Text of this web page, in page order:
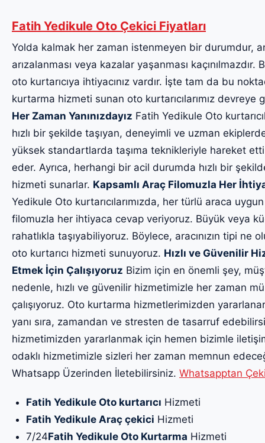
Fatih Yedikule Oto Çekici Fiyatları
Yolda kalmak her zaman istenmeyen bir durumdur,
arızalanması veya kazalar yaşanması
oto kurtarıcıya ihtiyacınız vardır. İşte tam da bu
kurtarma hizmeti sunan oto kurtarıcılarımız devreye
Her Zaman Yanınızdayız Fatih Yedikule Oto
hızlı bir şekilde taşıyan, deneyimli ve uzman
yüksek standartlarda taşıma teknikleriyle hareket
eder. Ayrıca, herhangi bir acil durumda hızlı bir
hizmeti sunarlar. Kapsamlı Araç Filomuzla Her
Yedikule Oto kurtarıcılarımızda, her türlü araca
filomuzla her ihtiyaca cevap veriyoruz. Büyük veya
rahatlıkla taşıyabiliyoruz. Böylece, aracınızın tipi ne
oto kurtarıcı hizmeti sunuyoruz. Hızlı ve Güvenilir
Etmek İçin Çalışıyoruz Bizim için en önemli şey,
nedenle, hızlı ve güvenilir hizmetimizle her zaman
çalışıyoruz. Oto kurtarma hizmetlerimizden
yanı sıra, zamandan ve stresten de tasarruf
hizmetimizden yararlanmak için hemen bizimle
odaklı hizmetimizle sizleri her zaman memnun
Whatsapp Üzerinden İletebilirsiniz. Whatsapptan
Fatih Yedikule Oto kurtarıcı Hizmeti
Fatih Yedikule Araç çekici Hizmeti
7/24Fatih Yedikule Oto Kurtarma Hizmeti